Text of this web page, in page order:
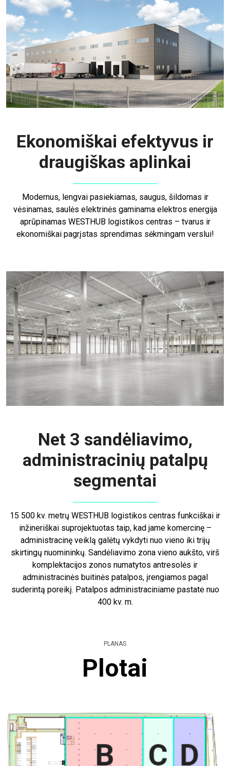
Ekonomiškai efektyvus ir
draugiškas aplinkai
Modernus, lengvai pasiekiamas, saugus, šildomas ir
vėsinamas, saulės elektrinės gaminama elektros energija
aprūpinamas WESTHUB logistikos centras – tvarus ir
ekonomiškai pagrįstas sprendimas sėkmingam verslui!
Net 3 sandėliavimo,
administracinių patalpų
segmentai
15 500 kv. metrų WESTHUB logistikos centras funkciškai ir
inžineriškai suprojektuotas taip, kad jame komercinę –
administracinę veiklą galėtų vykdyti nuo vieno iki trijų
skirtingų nuomininkų. Sandėliavimo zona vieno aukšto, virš
komplektacijos zonos numatytos antresolės ir
administracinės buitinės patalpos, įrengiamos pagal
suderintą poreikį. Patalpos administraciniame pastate nuo
400 kv. m.
PLANAS
Plotai